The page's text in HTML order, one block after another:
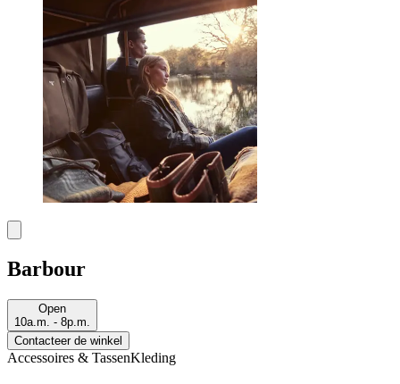
Barbour
Open
10a.m. - 8p.m.
Contacteer de winkel
Accessoires & TassenKleding